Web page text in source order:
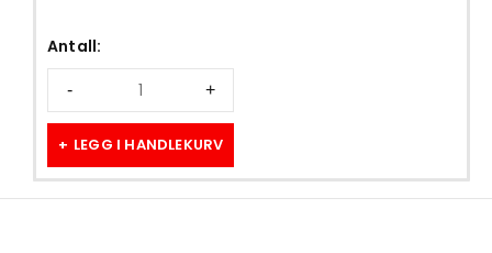
Antall:
LEGG I HANDLEKURV